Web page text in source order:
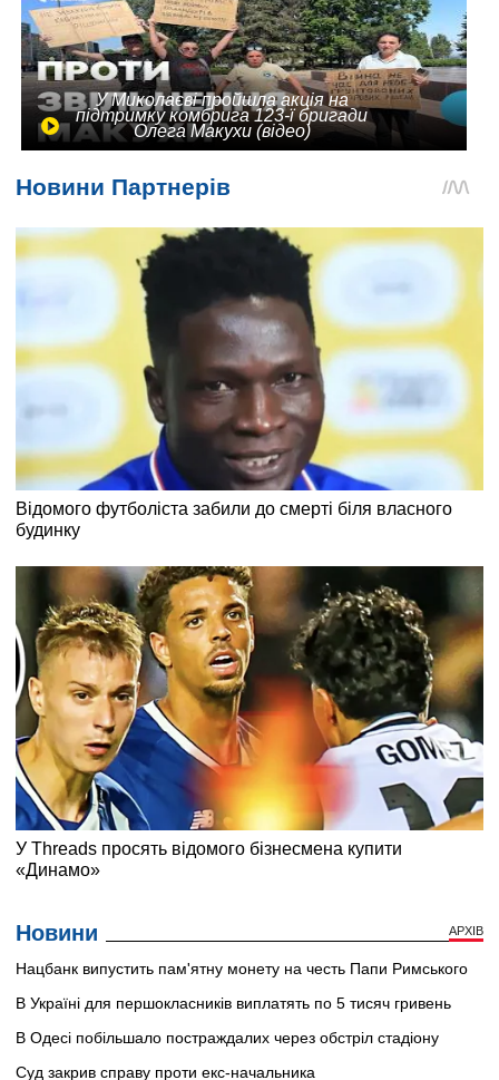
У Миколаєві пройшла акція на
підтримку комбрига 123-ї бригади
Олега Макухи (відео)
Новини АРХІВ
Нацбанк випустить пам'ятну монету на честь Папи Римського
В Україні для першокласників виплатять по 5 тисяч гривень
В Одесі побільшало постраждалих через обстріл стадіону
Суд закрив справу проти екс-начальника